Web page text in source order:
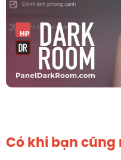
Có khi bạn cũng